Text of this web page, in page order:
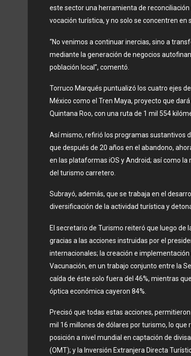
este sector una herramienta de
vocación turística, y no solo se concentren en
“No venimos a continuar inercias, sino a
mediante la generación de negocios
población local”, comentó.
Torruco Marqués puntualizó los cuatro ejes
México como el Tren Maya, proyecto que
Quintana Roo, con una ruta de 1 mil 554
Así mismo, refirió los programas sustantivos
que después de 20 años en el abandono,
en las plataformas iOS y Android; así como
del turismo carretero.
Subrayó, además, que se trabaja en el
diversificación de la actividad turística y
El secretario de Turismo reiteró que luego
gracias a las acciones instruidas por el
internacionales; la creación e
Vacunación, en un trabajo conjunto entre la
caída de éste solo fuera del 46%, mientras
óptica económica cayeron 84%.
Precisó que todas estas acciones,
mil 16 millones de dólares por turismo, lo que
posición a nivel mundial en captación de
(OMT); y la Inversión Extranjera Directa